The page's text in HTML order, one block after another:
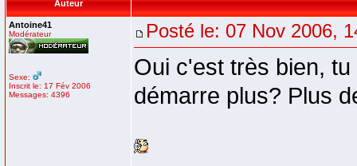
Auteur
Antoine41
Modérateur
Sexe:
Inscrit le: 17 Fév 2006
Messages: 4396
Posté le: 07 Nov 2006,
Oui c'est très bien,
démarre plus? Plus